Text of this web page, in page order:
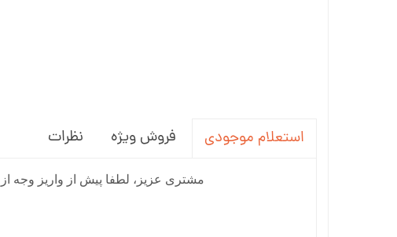
استعلام موجودی فروش ویژه نظرات
مشتری عزیز، لطفا پیش از واریز وجه